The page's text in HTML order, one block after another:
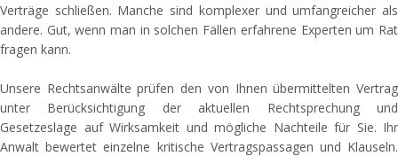
Verträge schließen. Manche sind komplexer und umfangreicher als
andere. Gut, wenn man in solchen Fällen erfahrene Experten um Rat
fragen kann.
Unsere Rechtsanwälte prüfen den von Ihnen übermittelten Vertrag
unter Berücksichtigung der aktuellen Rechtsprechung und
Gesetzeslage auf Wirksamkeit und mögliche Nachteile für Sie. Ihr
Anwalt bewertet einzelne kritische Vertragspassagen und Klauseln.